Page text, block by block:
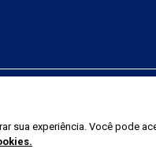
sua experiência. Você pode